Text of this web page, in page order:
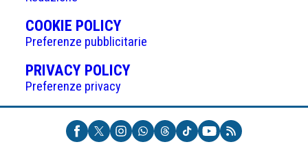
COOKIE POLICY(APRE
IN
UNA
NUOVA
Preferenze pubblicitarie
PRIVACY POLICY(APRE
UNA
NUOVA
SCHEDA)
Preferenze privacy